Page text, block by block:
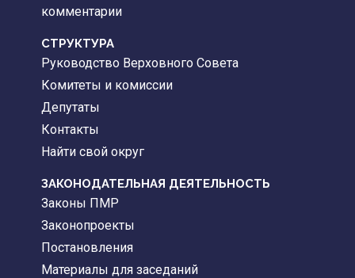
комментарии
CТРУКТУРА
Руководство Верховного Совета
Комитеты и комиссии
Депутаты
Контакты
Найти свой округ
ЗАКОНОДАТЕЛЬНАЯ ДЕЯТЕЛЬНОСТЬ
Законы ПМР
Законопроекты
Постановления
Материалы для заседаний